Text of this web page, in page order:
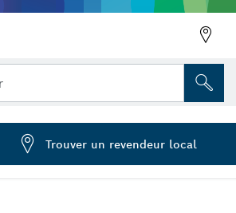
pour défonceuses
Trouver un revendeur local